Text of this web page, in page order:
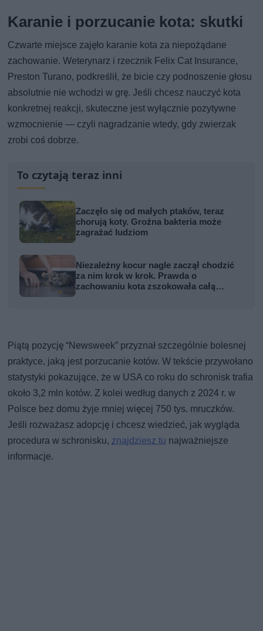
Karanie i porzucanie kota: skutki
Czwarte miejsce zajęło karanie kota za niepożądane
zachowanie. Weterynarz i rzecznik Felix Cat Insurance,
Preston Turano, podkreślił, że bicie czy podnoszenie głosu
absolutnie nie wchodzi w grę. Jeśli chcesz nauczyć kota
konkretnej reakcji, skuteczne jest wyłącznie pozytywne
wzmocnienie — czyli nagradzanie wtedy, gdy zwierzak
zrobi coś dobrze.
To czytają teraz inni
Zaczęło się od małych ptaków, teraz
chorują koty. Groźna bakteria może
zagrażać ludziom
Niezależny kocur nagle zaczął chodzić
za nim krok w krok. Prawda o
zachowaniu kota zszokowała całą
Piątą pozycję “Newsweek” przyznał szczególnie bolesnej
praktyce, jaką jest porzucanie kotów. W tekście przywołano
statystyki pokazujące, że w USA co roku do schronisk trafia
około 3,2 mln kotów. Z kolei według danych z 2024 r. w
Polsce bez domu żyje mniej więcej 750 tys. mruczków.
Jeśli rozważasz adopcję i chcesz wiedzieć, jak wygląda
procedura w schronisku, znajdziesz tu najważniejsze
informacje.